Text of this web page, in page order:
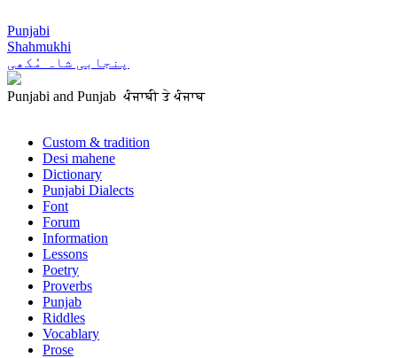
Punjabi
Shahmukhi
پنجابی شاہ مُکھی
Punjabi and Punjab ਪੰਜਾਬੀ ਤੇ ਪੰਜਾਬ
Custom & tradition
Desi mahene
Dictionary
Punjabi Dialects
Font
Forum
Information
Lessons
Poetry
Proverbs
Punjab
Riddles
Vocablary
Prose